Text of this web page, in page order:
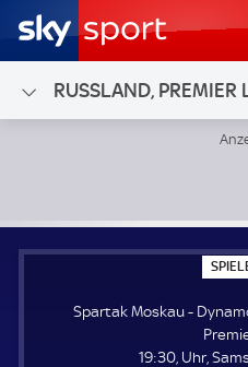
RUSSLAND, PREMIER
Spartak Moskau -
19:30, Uhr,